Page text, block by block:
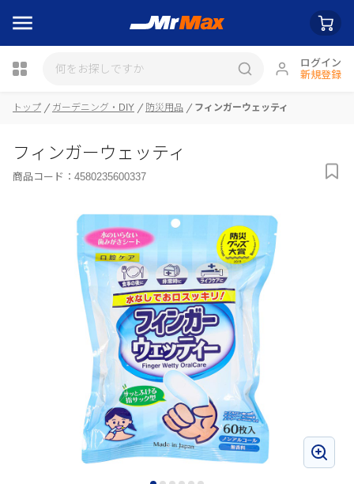
ログイン
新規登録
瓶詰
トップ ガーデニング・DIY 防災用品 フィンガーウェッティ
フィンガーウェッティ
商品コード： 4580235600337